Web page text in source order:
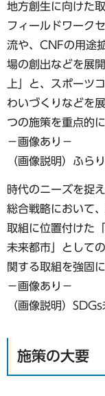
地方創生に向けた
フィールドワーク
流や、CNFの用途
場の創出などを展
上」と、スポーツ
わいづくりなどを
つの施策を重点的
−画像あり−
（画像説明）ふら
時代のニーズを捉
総合戦略において
取組に位置付けた
未来都市」として
関する取組を強固
−画像あり−
（画像説明）
施策の大要